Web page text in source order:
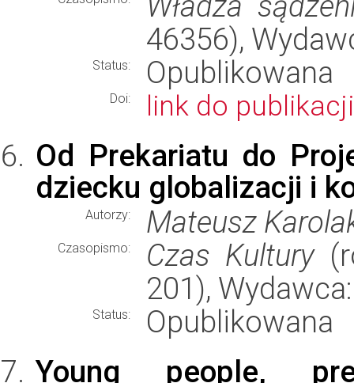
46356),
Status: Opublikowana
Doi: link do publikacji
Od Prekariatu do
dziecku globalizacji i
Autorzy: Mateusz
Czasopismo: Czas Kultury
201),
Status:
Opublikowana
Young people,